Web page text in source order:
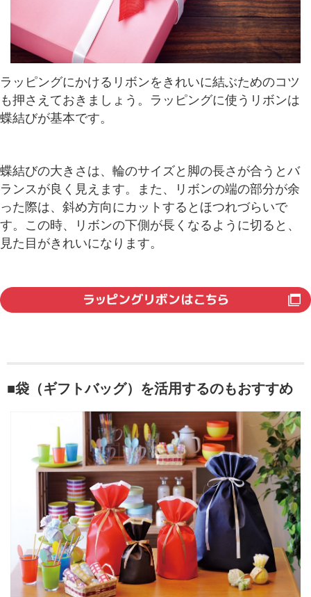
ラッピングにかけるリボンをきれいに結ぶためのコツ
も押さえておきましょう。ラッピングに使うリボンは
蝶結びが基本です。
蝶結びの大きさは、輪のサイズと脚の長さが合うとバ
ランスが良く見えます。また、リボンの端の部分が余
った際は、斜め方向にカットするとほつれづらいで
す。この時、リボンの下側が長くなるように切ると、
見た目がきれいになります。
■袋（ギフトバッグ）を活用するのもおすすめ